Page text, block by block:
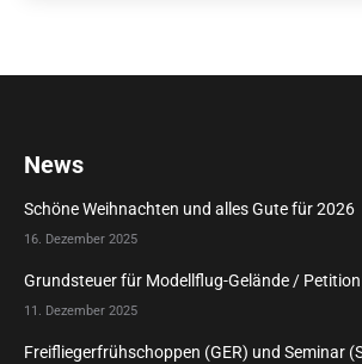
News
Schöne Weihnachten und alles Gute für 2026
16. Dezember 2025
Grundsteuer für Modellflug-Gelände / Petition
11. Dezember 2025
Freifliegerfrühschoppen (GER) und Seminar